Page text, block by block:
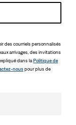
des courriels personnalisés
arrivages, des invitations
dans laPolitique de
nouspour plus de